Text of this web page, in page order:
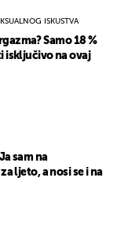
ISKUSTVA
Samo 18 %
isključivo na ovaj
sam na
ljeto, a nosi se i na